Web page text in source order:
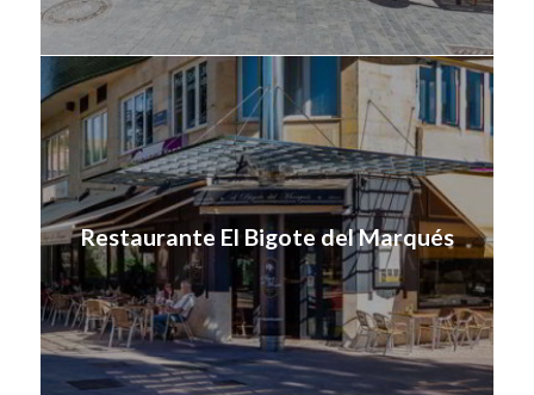
Restaurante El Bigote del Marqués